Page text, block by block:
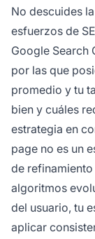
No descuides
esfuerzos de
Google Search
por las que
promedio y tu
bien y cuáles
estrategia en
page no es un
de
algoritmos
del usuario, tu
aplicar